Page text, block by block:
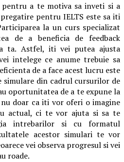
a te motiva sa inveti si a
pentru IELTS este sa iti
la un curs specializat
de a beneficia de feedback
ta. Astfel, iti vei putea ajusta
intelege ce anume trebuie sa
de a face acest lucru este
simulare din cadrul cursurilor de
oportunitatea de a te expune la
doar ca iti vor oferi o imagine
actual, ci te vor ajuta si sa te
intrebarilor si cu formatul
acestor simulari te vor
vei observa progresul si vei
roade.